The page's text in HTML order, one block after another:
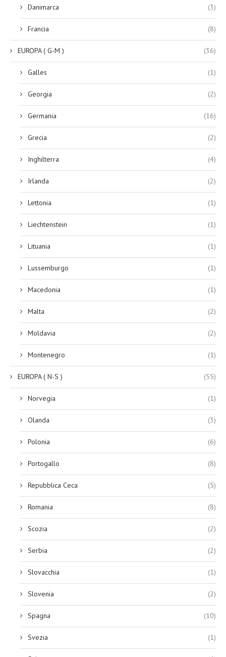
Danimarca (3)
Francia (8)
EUROPA ( G-M ) (36)
Galles (1)
Georgia (2)
Germania (16)
Grecia (2)
Inghilterra (4)
Irlanda (2)
Lettonia (1)
Liechtenstein (1)
Lituania (1)
Lussemburgo (1)
Macedonia (1)
Malta (2)
Moldavia (2)
Montenegro (1)
EUROPA ( N-S ) (55)
Norvegia (1)
Olanda (3)
Polonia (6)
Portogallo (8)
Repubblica Ceca (5)
Romania (8)
Scozia (2)
Serbia (2)
Slovacchia (1)
Slovenia (2)
Spagna (10)
Svezia (1)